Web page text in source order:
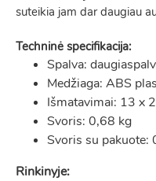
suteikia jam dar daugiau
Techninė specifikacija:
Spalva:
Medžiaga: ABS
Išmatavimai: 13 x
Svoris: 0,68 kg
Svoris su pakuote:
Rinkinyje: